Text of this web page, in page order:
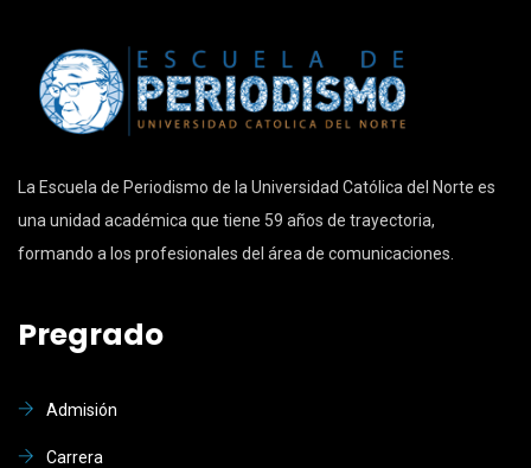
La Escuela de Periodismo de la Universidad Católica del Norte es
una unidad académica que tiene 59 años de trayectoria,
formando a los profesionales del área de comunicaciones.
Pregrado
Admisión
Carrera